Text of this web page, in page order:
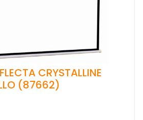
CRYSTALLINE
(87662)